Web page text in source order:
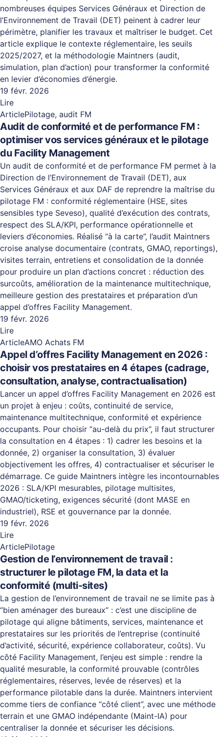
nombreuses équipes Services Généraux et Direction de
l’Environnement de Travail (DET) peinent à cadrer leur
périmètre, planifier les travaux et maîtriser le budget. Cet
article explique le contexte réglementaire, les seuils
2025/2027, et la méthodologie Maintners (audit,
simulation, plan d’action) pour transformer la conformité
en levier d’économies d’énergie.
19 févr. 2026
Lire
ArticlePilotage, audit FM
Audit de conformité et de performance FM :
optimiser vos services généraux et le pilotage
du Facility Management
Un audit de conformité et de performance FM permet à la
Direction de l’Environnement de Travail (DET), aux
Services Généraux et aux DAF de reprendre la maîtrise du
pilotage FM : conformité réglementaire (HSE, sites
sensibles type Seveso), qualité d’exécution des contrats,
respect des SLA/KPI, performance opérationnelle et
leviers d’économies. Réalisé “à la carte”, l’audit Maintners
croise analyse documentaire (contrats, GMAO, reportings),
visites terrain, entretiens et consolidation de la donnée
pour produire un plan d’actions concret : réduction des
surcoûts, amélioration de la maintenance multitechnique,
meilleure gestion des prestataires et préparation d’un
appel d’offres Facility Management.
19 févr. 2026
Lire
ArticleAMO Achats FM
Appel d’offres Facility Management en 2026 :
choisir vos prestataires en 4 étapes (cadrage,
consultation, analyse, contractualisation)
Lancer un appel d’offres Facility Management en 2026 est
un projet à enjeu : coûts, continuité de service,
maintenance multitechnique, conformité et expérience
occupants. Pour choisir “au-delà du prix”, il faut structurer
la consultation en 4 étapes : 1) cadrer les besoins et la
donnée, 2) organiser la consultation, 3) évaluer
objectivement les offres, 4) contractualiser et sécuriser le
démarrage. Ce guide Maintners intègre les incontournables
2026 : SLA/KPI mesurables, pilotage multisites,
GMAO/ticketing, exigences sécurité (dont MASE en
industriel), RSE et gouvernance par la donnée.
19 févr. 2026
Lire
ArticlePilotage
Gestion de l’environnement de travail :
structurer le pilotage FM, la data et la
conformité (multi-sites)
La gestion de l’environnement de travail ne se limite pas à
“bien aménager des bureaux” : c’est une discipline de
pilotage qui aligne bâtiments, services, maintenance et
prestataires sur les priorités de l’entreprise (continuité
d’activité, sécurité, expérience collaborateur, coûts). Vu
côté Facility Management, l’enjeu est simple : rendre la
qualité mesurable, la conformité prouvable (contrôles
réglementaires, réserves, levée de réserves) et la
performance pilotable dans la durée. Maintners intervient
comme tiers de confiance “côté client”, avec une méthode
terrain et une GMAO indépendante (Maint-IA) pour
centraliser la donnée et sécuriser les décisions.